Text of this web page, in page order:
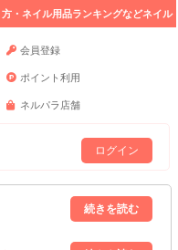
・ネイル用品ランキングなどネイル
会員登録
ポイント利用
ネルパラ店舗
ログイン